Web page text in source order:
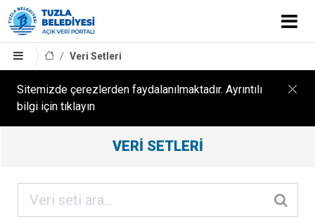
Veri Setleri
Sitemizde çerezlerden faydalanılmaktadır. Ayrıntılı
bilgi için tıklayın
Sonuçları
ORGANIZASYONLAR
VERI SETLERI